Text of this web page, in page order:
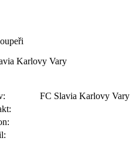
Karlovy Vary
FC Slavia Karlovy Vary